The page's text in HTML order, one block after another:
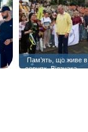
️ Пам’ять, що живе в
серцях. Відзнака